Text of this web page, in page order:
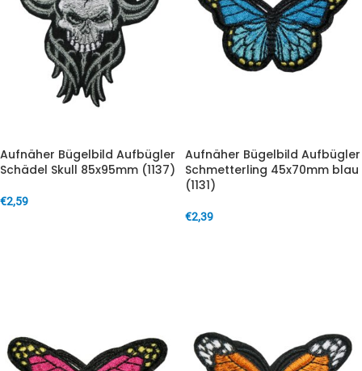
Aufnäher Bügelbild Aufbügler
Schädel Skull 85x95mm (1137)
€2,59
Aufnäher Bügelbild Aufbügler
Schmetterling 45x70mm blau
(1131)
€2,39